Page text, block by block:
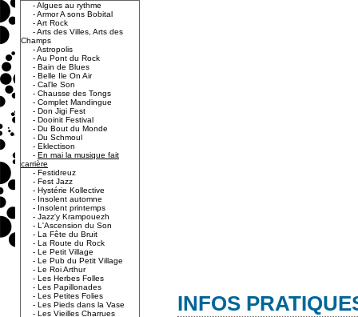
-Algues au rythme
-Armor A sons Bobital
-Art Rock
-Arts des Villes, Arts des
Champs
-Astropolis
-Au Pont du Rock
- Bain de Blues
- Belle Ile On Air
- Cal'le Son
- Chausse des Tongs
- Complet Mandingue
- Don Jigi Fest
- Dooinit Festival
- Du Bout du Monde
- Du Schmoul
- Eklectison
- En mai la musique fait
carrière
- Festidreuz
- Fest Jazz
- Hystérie Kollective
- Insolent automne
- Insolent printemps
- Jazz'y Krampouezh
- L'Ascension du Son
- La Fête du Bruit
- La Route du Rock
- Le Petit Village
- Le Pub du Petit Village
- Le Roi Arthur
- Les Herbes Folles
- Les Papillonades
- Les Petites Folies
- Les Pieds dans la Vase
- Les Vieilles Charrues
INFOS